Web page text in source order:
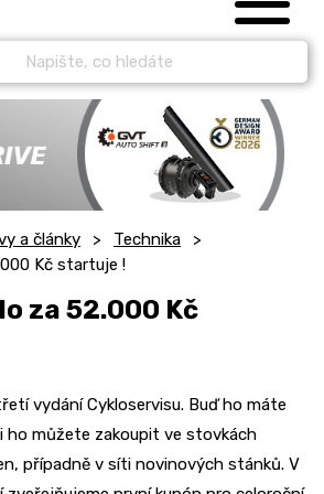
a články
Technika
Kč startuje !
za 52.000 Kč
vydání Cykloservisu. Buď ho máte
ho můžete zakoupit ve stovkách
případně v síti novinových stánků. V